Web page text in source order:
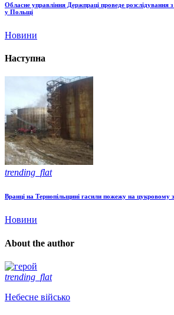
Обласне управління Держпраці проведе розслідування з
у Польщі
Новини
Наступна
trending_flat
Вранці на Тернопільщині гасили пожежу на цукровому
Новини
About the author
trending_flat
Небесне військо